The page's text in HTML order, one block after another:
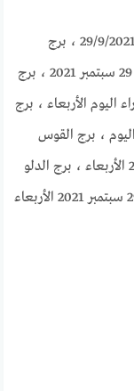
برج الحمل اليوم ، برج الثور اليوم 29/9/2021 ، برج
الجوزاء اليوم ، برج السرطان اليوم 29 سبتمبر 2021 ، برج
، برج العذراء اليوم الأربعاء ، برج
اليوم ، برج القوس
اليوم ، برج الجدي اليوم 29/9/2021 الأربعاء ، برج الدلو